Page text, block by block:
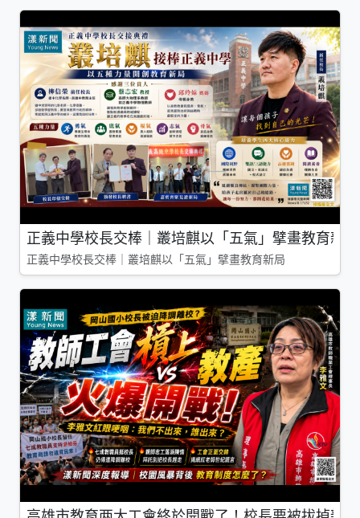
正義中學校長交棒｜叢培麒以「五氣」擘畫教育新局
正義中學校長交棒｜叢培麒以「五氣」擘畫教育新局